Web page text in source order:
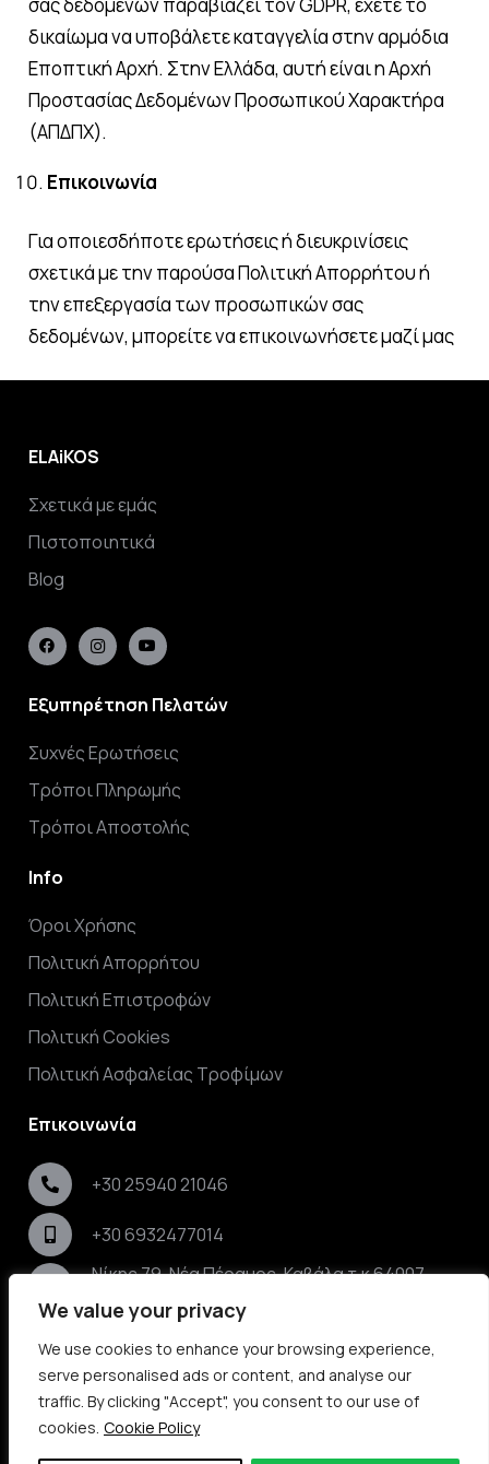
We value your privacy
We use cookies to enhance your browsing experience,
serve personalised ads or content, and analyse our
traffic. By clicking "Accept", you consent to our use of
cookies. Cookie Policy
δικαίωμα να υποβάλετε καταγγελία στην αρμόδια
Εποπτική Αρχή. Στην Ελλάδα, αυτή είναι η Αρχή
Προστασίας Δεδομένων Προσωπικού Χαρακτήρα
(ΑΠΔΠΧ).
Επικοινωνία
Για οποιεσδήποτε ερωτήσεις ή διευκρινίσεις
σχετικά με την παρούσα Πολιτική Απορρήτου ή
την επεξεργασία των προσωπικών σας
δεδομένων, μπορείτε να επικοινωνήσετε μαζί μας
ELAiKOS
Σχετικά με εμάς
Πιστοποιητικά
Blog
Εξυπηρέτηση Πελατών
Συχνές Ερωτήσεις
Τρόποι Πληρωμής
Τρόποι Αποστολής
Info
Όροι Χρήσης
Πολιτική Απορρήτου
Πολιτική Επιστροφών
Πολιτική Cookies
Πολιτική Ασφαλείας Τροφίμων
Επικοινωνία
+30 25940 21046
+30 6932477014
Νίκης 79, Νέα Πέραμος, Καβάλα τ.κ 64007,
2026 ELAiKOS| elaikos.gr | Με την επιφύλαξη
κάθε δικαιώματος